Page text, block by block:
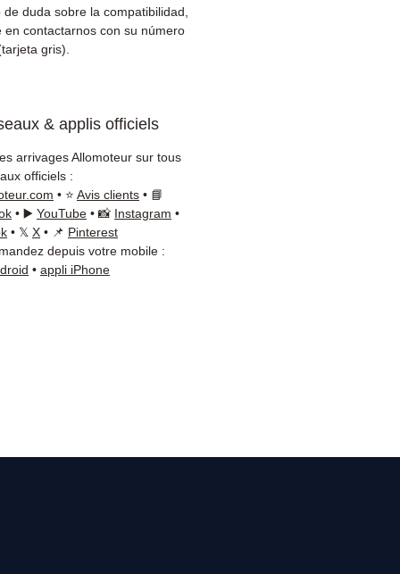
al cliente reactivo por
disponible) — Lunes a
9h-18h.
de duda sobre la compatibilidad,
en contactarnos con su número
gris).
& applis officiels
arrivages Allomoteur sur tous
officiels :
• ⭐ Avis clients • 📘
• ▶️ YouTube • 📸 Instagram •
• 𝕏 X • 📌 Pinterest
depuis votre mobile :
• appli iPhone